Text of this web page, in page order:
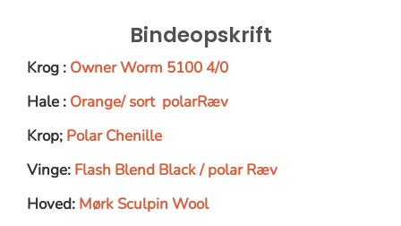
Bindeopskrift
Krog : Owner Worm 5100 4/0
Hale : Orange/ sort polarRæv
Krop; Polar Chenille
Vinge: Flash Blend Black / polar Ræv
Hoved: Mørk Sculpin Wool